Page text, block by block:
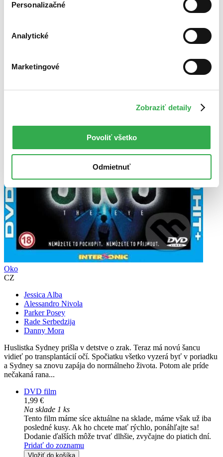
Personalizačné
Analytické
Marketingové
Zobraziť detaily
Povoliť všetko
Odmietnuť
Oko
CZ
Jessica Alba
Alessandro Nivola
Parker Posey
Rade Serbedzija
Danny Mora
Huslistka Sydney prišla v detstve o zrak. Teraz má novú šancu
vidieť po transplantácií očí. Spočiatku všetko vyzerá byť v poriadku
a Sydney sa znovu zapája do normálneho života. Potom ale príde
nečakaná rana...
DVD film
1,99 €
Na sklade 1 ks
Tento film máme síce aktuálne na sklade, máme však už iba
posledné kusy. Ak ho chcete mať rýchlo, ponáhľajte sa!
Dodanie ďalších môže trvať dlhšie, zvyčajne do piatich dní.
Pridať do zoznamu
Vložiť do košíka